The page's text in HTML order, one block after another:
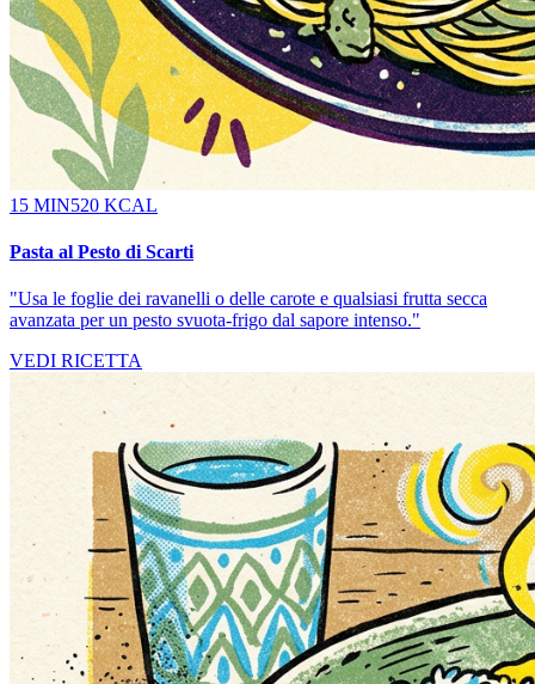
15 MIN520 KCAL
Pasta al Pesto di Scarti
"Usa le foglie dei ravanelli o delle carote e qualsiasi frutta secca
avanzata per un pesto svuota-frigo dal sapore intenso."
VEDI RICETTA